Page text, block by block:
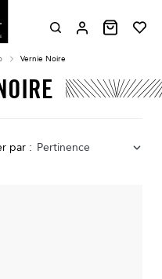
Vernie Noire
par : Pertinence